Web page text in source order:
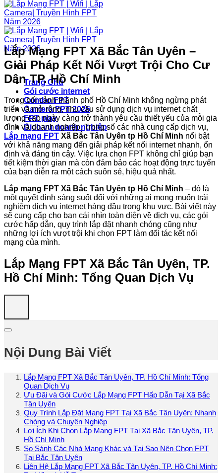
Trang Chủ
Gói cước internet
Combo FPT
Camera FPT 2025
FPT play
Dịch vụ doanh nghiệp
Lắp Mạng FPT Xã Bắc Tân Uyên –
Giải Pháp Kết Nối Vượt Trội Cho Cư
Dân TP. Hồ Chí Minh
Trong bối cảnh thành phố Hồ Chí Minh không ngừng phát
triển và mở rộng, nhu cầu sử dụng dịch vụ internet chất
lượng cao ngày càng trở thành yêu cầu thiết yếu của mỗi gia
đình và doanh nghiệp. Trong số các nhà cung cấp dịch vụ,
Lắp mạng FPT Xã Bắc Tân Uyên tp Hồ Chí Minh nổi bật
với khả năng mang đến giải pháp kết nối internet nhanh, ổn
định và đáng tin cậy. Việc lựa chọn FPT không chỉ giúp bạn
tiết kiệm thời gian mà còn đảm bảo các hoạt động trực tuyến
của bạn diễn ra một cách suôn sẻ, hiệu quả nhất.
Lắp mạng FPT Xã Bắc Tân Uyên tp Hồ Chí Minh – đó là
một quyết định sáng suốt đối với những ai mong muốn trải
nghiệm dịch vụ internet hàng đầu trong khu vực. Bài viết này
sẽ cung cấp cho bạn cái nhìn toàn diện về dịch vụ, các gói
cước hấp dẫn, quy trình lắp đặt nhanh chóng cũng như
những lợi ích vượt trội khi chọn FPT làm đối tác kết nối
mạng của mình.
Lắp Mạng FPT Xã Bắc Tân Uyên, TP.
Hồ Chí Minh: Tổng Quan Dịch Vụ
Nội Dung Bài Viết
Lắp Mạng FPT Xã Bắc Tân Uyên, TP. Hồ Chí Minh: Tổng
Quan Dịch Vụ
Ưu Đãi và Gói Cước Lắp Mạng FPT Hấp Dẫn Tại Xã Bắc
Tân Uyên
Quy Trình Lắp Đặt Mạng FPT Tại Xã Bắc Tân Uyên: Nhanh
Chóng và Chuyên Nghiệp
Lợi Ích Khi Chọn Lắp Mạng FPT Tại Xã Bắc Tân Uyên, TP.
Hồ Chí Minh
So Sánh Các Nhà Mạng Khác và Tại Sao Nên Chọn FPT
Tại Bắc Tân Uyên
Liên Hệ Lắp Mạng FPT Xã Bắc Tân Uyên, TP. Hồ Chí Minh: